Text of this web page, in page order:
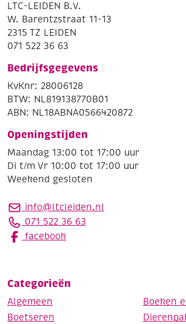
LTC-LEIDEN B.V.
W. Barentzstraat 11-13
2315 TZ LEIDEN
071 522 36 63
Bedrijfsgegevens
KvKnr: 28006128
BTW: NL819138770B01
ABN: NL18ABNA0566420872
Openingstijden
Maandag 13:00 tot 17:00 uur
Di t/m Vr 10:00 tot 17:00 uur
Weekend gesloten
info@ltcleiden.nl
071 522 36 63
facebook
Categorieën
Algemeen
Boeken
Boetseren